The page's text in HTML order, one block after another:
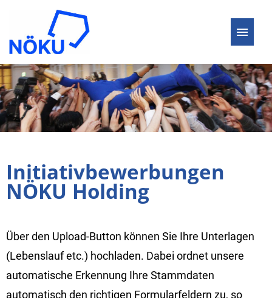
Initiativbewerbungen
NÖKU Holding
Über den Upload-Button können Sie Ihre Unterlagen
(Lebenslauf etc.) hochladen. Dabei ordnet unsere
automatische Erkennung Ihre Stammdaten
automatisch den richtigen Formularfeldern zu, so